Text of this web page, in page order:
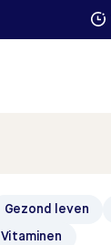
Gezond leven
Vitaminen